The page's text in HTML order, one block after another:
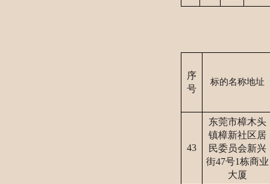
序
号
标的名称地址
43
东莞市樟木头
镇樟新社区居
民委员会新兴
街47号1栋商业
大厦